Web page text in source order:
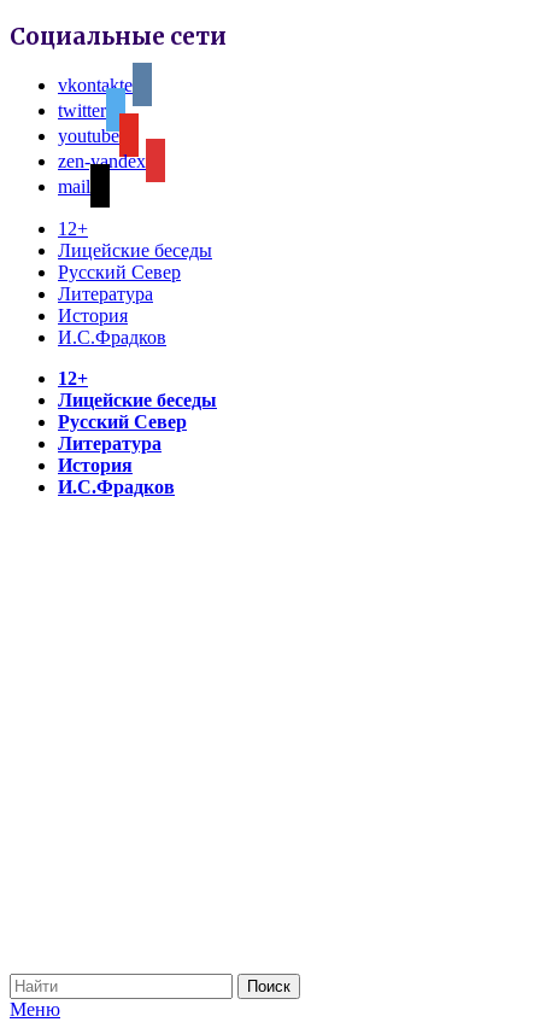
Социальные сети
vkontakte
twitter
youtube
zen-yandex
mail
12+
Лицейские беседы
Русский Север
Литература
История
И.С.Фрадков
12+
Лицейские беседы
Русский Север
Литература
История
И.С.Фрадков
Меню